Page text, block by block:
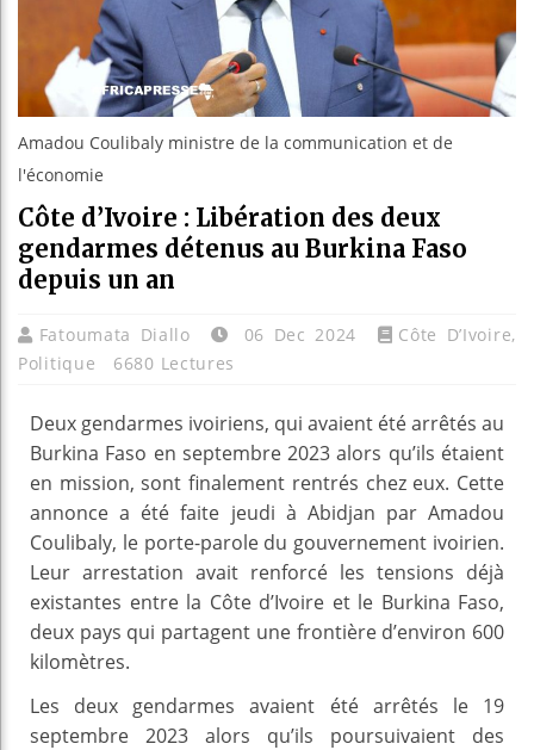
Amadou Coulibaly ministre de la communication et de
l'économie
Côte d’Ivoire : Libération des deux
gendarmes détenus au Burkina Faso
depuis un an
Fatoumata Diallo 06 Dec 2024 Côte D’Ivoire,
Politique
6680 Lectures
Deux gendarmes ivoiriens, qui avaient été arrêtés au
Burkina Faso en septembre 2023 alors qu’ils étaient
en mission, sont finalement rentrés chez eux. Cette
annonce a été faite jeudi à Abidjan par Amadou
Coulibaly, le porte-parole du gouvernement ivoirien.
Leur arrestation avait renforcé les tensions déjà
existantes entre la Côte d’Ivoire et le Burkina Faso,
deux pays qui partagent une frontière d’environ 600
kilomètres.
Les deux gendarmes avaient été arrêtés le 19
septembre 2023 alors qu’ils poursuivaient des